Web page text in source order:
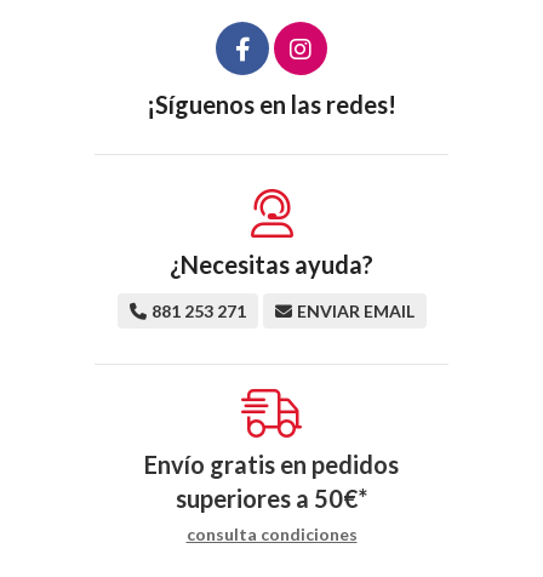
¡Síguenos en las redes!
¿Necesitas ayuda?
881 253 271 ENVIAR EMAIL
Envío gratis en pedidos
superiores a 50€*
consulta condiciones